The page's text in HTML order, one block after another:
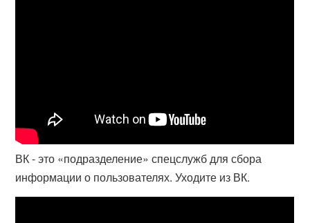
ВК - это «подразделение» спецслужб для сбора
информации о пользователях. Уходите из ВК.